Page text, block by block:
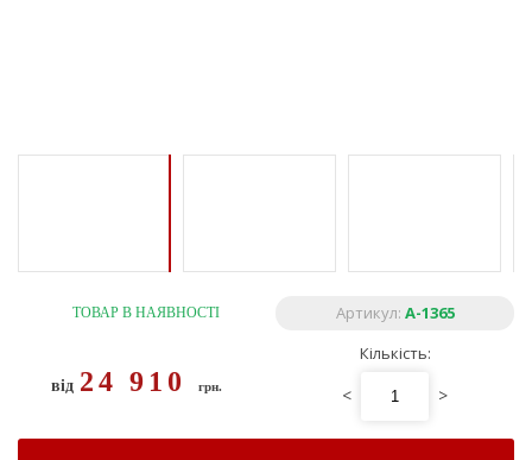
ТОВАР В НАЯВНОСТІ Артикул: A-1365
від 24 910грн.
Кількість:
< >